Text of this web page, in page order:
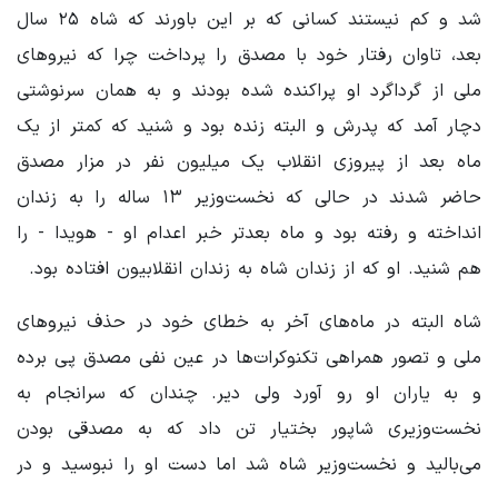
شد و کم نیستند کسانی که بر این باورند که شاه ۲۵ سال
بعد، تاوان رفتار خود با مصدق را پرداخت چرا که نیروهای
ملی از گرداگرد او پراکنده شده بودند و به همان سرنوشتی
دچار آمد که پدرش و البته زنده بود و شنید که کمتر از یک
ماه بعد از پیروزی انقلاب یک میلیون نفر در مزار مصدق
حاضر شدند در حالی که نخست‌وزیر ۱۳ ساله را به زندان
انداخته و رفته بود و ماه بعدتر خبر اعدام او - هویدا - را
هم شنید. او که از زندان شاه به زندان انقلابیون افتاده بود.
شاه البته در ماه‌های آخر به خطای خود در حذف نیروهای
ملی و تصور همراهی تکنوکرات‌ها در عین نفی مصدق پی برده
و به یاران او رو آورد ولی دیر. چندان که سرانجام به
نخست‌وزیری شاپور بختیار تن داد که به مصدقی بودن
می‌بالید و نخست‌وزیر شاه شد اما دست او را نبوسید و در